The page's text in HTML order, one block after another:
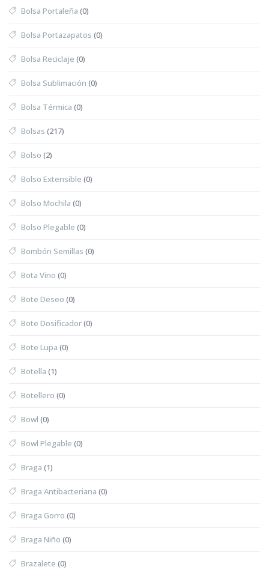
Bolsa Portaleña (0)
Bolsa Portazapatos (0)
Bolsa Reciclaje (0)
Bolsa Sublimación (0)
Bolsa Térmica (0)
Bolsas (217)
Bolso (2)
Bolso Extensible (0)
Bolso Mochila (0)
Bolso Plegable (0)
Bombón Semillas (0)
Bota Vino (0)
Bote Deseo (0)
Bote Dosificador(0)
Bote Lupa (0)
Botella (1)
Botellero (0)
Bowl (0)
Bowl Plegable (0)
Braga (1)
Braga Antibacteriana (0)
Braga Gorro (0)
Braga Niño (0)
Brazalete (0)